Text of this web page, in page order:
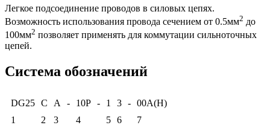
Легкое подсоединение проводов в силовых цепях.
Возможность использования провода сечением от 0.5мм2 до
100мм2 позволяет применять для коммутации сильноточных
цепей.
Система обозначений
DG25 C A - 10P - 1 3 - 00A(H)
1
2 3 4 5 6 7